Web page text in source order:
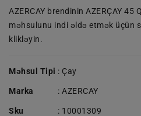
qiymət
AZERCAY brendinin AZERÇAY 45
məhsulunu indi əldə etmək üçün
klikləyin.
Məhsul Tipi : Çay
Marka : AZERCAY
Sku : 10001309